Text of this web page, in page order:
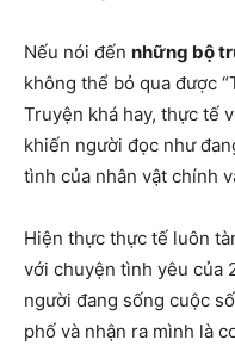
Nếu nói đến những bộ
không thể bỏ qua được
Truyện khá hay, thực tế
khiến người đọc như
tình của nhân vật chính
Hiện thực thực tế luôn
với chuyện tình yêu của
người đang sống cuộc
phố và nhận ra mình là